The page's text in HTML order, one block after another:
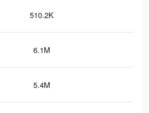
510.2K
6.1M
5.4M